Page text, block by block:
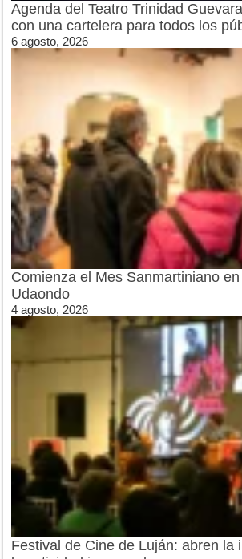
Agenda del Teatro Trinidad
con una cartelera para todos los
6 agosto, 2026
Comienza el Mes Sanmartiniano
Udaondo
4 agosto, 2026
Festival de Cine de Luján: abren la